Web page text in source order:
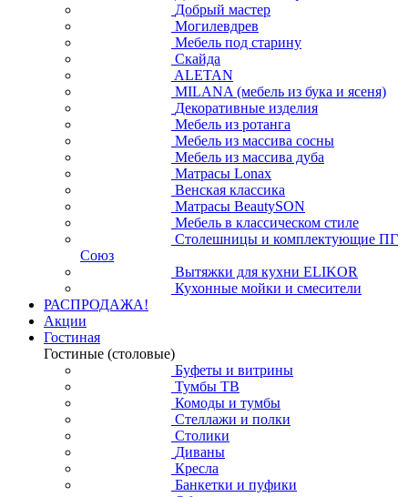
Добрый мастер
Могилевдрев
Мебель под старину
Скайда
ALETAN
MILANA (мебель из бука и ясеня)
Декоративные изделия
Мебель из ротанга
Мебель из массива сосны
Мебель из массива дуба
Матрасы Lonax
Венская классика
Матрасы BeautySON
Мебель в классическом стиле
Столешницы и комплектующие ПГ
Союз
Вытяжки для кухни ELIKOR
Кухонные мойки и смесители
РАСПРОДАЖА!
Акции
Гостиная
Гостиные (столовые)
Буфеты и витрины
Тумбы ТВ
Комоды и тумбы
Стеллажи и полки
Столики
Диваны
Кресла
Банкетки и пуфики